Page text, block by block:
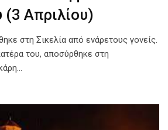
Απριλίου)
στη Σικελία από ενάρετους γονείς.
του, αποσύρθηκε στη